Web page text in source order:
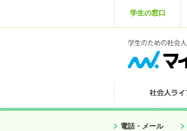
学生の窓口
電話・メール